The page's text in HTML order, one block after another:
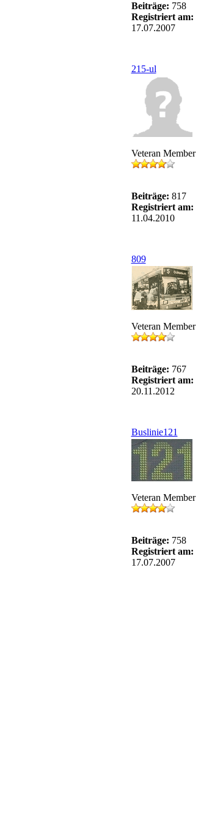
Beiträge: 758
Registriert am:
17.07.2007
215-ul
Veteran Member
Beiträge: 817
Registriert am:
11.04.2010
809
Veteran Member
Beiträge: 767
Registriert am:
20.11.2012
Buslinie121
Veteran Member
Beiträge: 758
Registriert am:
17.07.2007